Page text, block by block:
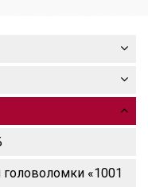
головоломки «1001